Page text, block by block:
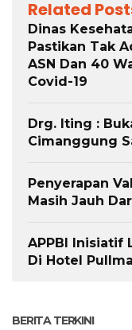
Related
Dinas
Pastikan Tak
ASN Dan 40
Covid-19
Drg. Iting :
Cimanggung
Penyerapan
Masih Jauh
APPBI Inisiatif
Di Hotel
BERITA TERKINI